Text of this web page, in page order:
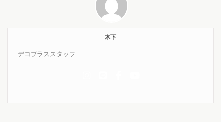
木下
デコプラススタッフ